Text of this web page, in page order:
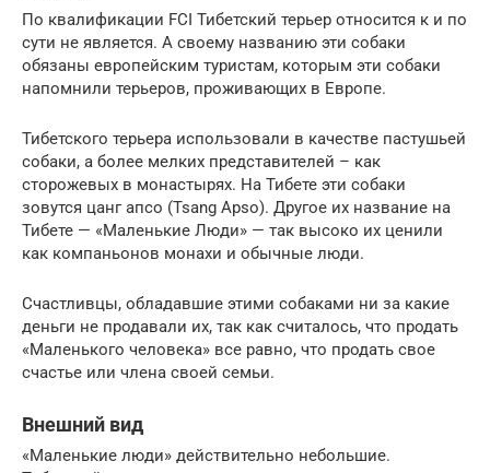
По квалификации FCI Тибетский терьер относится к и по
сути не является. А своему названию эти собаки
обязаны европейским туристам, которым эти собаки
напомнили терьеров, проживающих в Европе.
Тибетского терьера использовали в качестве пастушьей
собаки, а более мелких представителей – как
сторожевых в монастырях. На Тибете эти собаки
зовутся цанг апсо (Tsаng Аpso). Другое их название на
Тибете — «Маленькие Люди» — так высоко их ценили
как компаньонов монахи и обычные люди.
Счастливцы, обладавшие этими собаками ни за какие
деньги не продавали их, так как считалось, что продать
«Маленького человека» все равно, что продать свое
счастье или члена своей семьи.
Внешний вид
«Маленькие люди» действительно небольшие.